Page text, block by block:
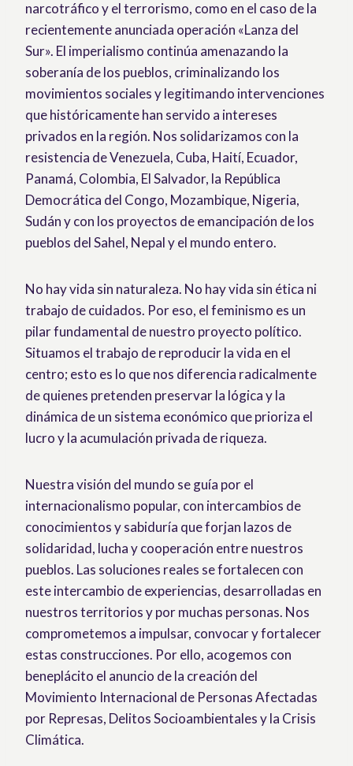
narcotráfico y el terrorismo, como en el caso de la
recientemente anunciada operación «Lanza del
Sur». El imperialismo continúa amenazando la
soberanía de los pueblos, criminalizando los
movimientos sociales y legitimando intervenciones
que históricamente han servido a intereses
privados en la región. Nos solidarizamos con la
resistencia de Venezuela, Cuba, Haití, Ecuador,
Panamá, Colombia, El Salvador, la República
Democrática del Congo, Mozambique, Nigeria,
Sudán y con los proyectos de emancipación de los
pueblos del Sahel, Nepal y el mundo entero.
No hay vida sin naturaleza. No hay vida sin ética ni
trabajo de cuidados. Por eso, el feminismo es un
pilar fundamental de nuestro proyecto político.
Situamos el trabajo de reproducir la vida en el
centro; esto es lo que nos diferencia radicalmente
de quienes pretenden preservar la lógica y la
dinámica de un sistema económico que prioriza el
lucro y la acumulación privada de riqueza.
Nuestra visión del mundo se guía por el
internacionalismo popular, con intercambios de
conocimientos y sabiduría que forjan lazos de
solidaridad, lucha y cooperación entre nuestros
pueblos. Las soluciones reales se fortalecen con
este intercambio de experiencias, desarrolladas en
nuestros territorios y por muchas personas. Nos
comprometemos a impulsar, convocar y fortalecer
estas construcciones. Por ello, acogemos con
beneplácito el anuncio de la creación del
Movimiento Internacional de Personas Afectadas
por Represas, Delitos Socioambientales y la Crisis
Climática.